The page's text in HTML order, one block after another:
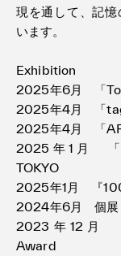
現を通して、記
います。
Exhibition
2025年6月 「
2025年4月 「
2025年4月 「
2025年1月 「
TOKYO
2025年1月 『
2024年6月 個展
2023年12月 「
Award